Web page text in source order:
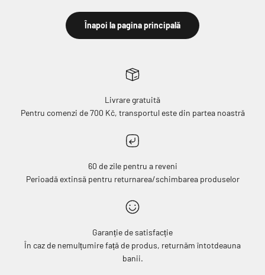
Înapoi la pagina principală
Livrare gratuită
Pentru comenzi de 700 Kč, transportul este din partea noastră
60 de zile pentru a reveni
Perioadă extinsă pentru returnarea/schimbarea produselor
Garanție de satisfacție
În caz de nemulțumire față de produs, returnăm întotdeauna
banii.